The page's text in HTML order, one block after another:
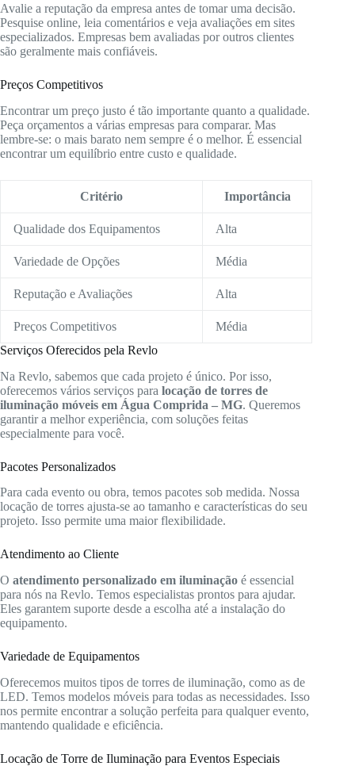
Avalie a reputação da empresa antes de tomar uma decisão.
Pesquise online, leia comentários e veja avaliações em sites
especializados. Empresas bem avaliadas por outros clientes
são geralmente mais confiáveis.
Preços Competitivos
Encontrar um preço justo é tão importante quanto a qualidade.
Peça orçamentos a várias empresas para comparar. Mas
lembre-se: o mais barato nem sempre é o melhor. É essencial
encontrar um equilíbrio entre custo e qualidade.
Critério Importância
Qualidade dos Equipamentos Alta
Variedade de Opções Média
Reputação e Avaliações Alta
Preços Competitivos
Média
Serviços Oferecidos pela Revlo
Na Revlo, sabemos que cada projeto é único. Por isso,
oferecemos vários serviços para locação de torres de
iluminação móveis em Água Comprida – MG. Queremos
garantir a melhor experiência, com soluções feitas
especialmente para você.
Pacotes Personalizados
Para cada evento ou obra, temos pacotes sob medida. Nossa
locação de torres ajusta-se ao tamanho e características do seu
projeto. Isso permite uma maior flexibilidade.
Atendimento ao Cliente
O atendimento personalizado em iluminação é essencial
para nós na Revlo. Temos especialistas prontos para ajudar.
Eles garantem suporte desde a escolha até a instalação do
equipamento.
Variedade de Equipamentos
Oferecemos muitos tipos de torres de iluminação, como as de
LED. Temos modelos móveis para todas as necessidades. Isso
nos permite encontrar a solução perfeita para qualquer evento,
mantendo qualidade e eficiência.
Locação de Torre de Iluminação para Eventos Especiais